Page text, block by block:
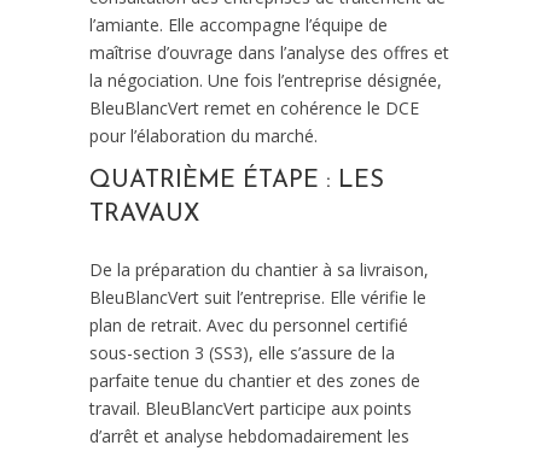
l’amiante. Elle accompagne l’équipe de
maîtrise d’ouvrage dans l’analyse des offres et
la négociation. Une fois l’entreprise désignée,
BleuBlancVert remet en cohérence le DCE
pour l’élaboration du marché.
QUATRIÈME ÉTAPE : LES
TRAVAUX
De la préparation du chantier à sa livraison,
BleuBlancVert suit l’entreprise. Elle vérifie le
plan de retrait. Avec du personnel certifié
sous-section 3 (SS3), elle s’assure de la
parfaite tenue du chantier et des zones de
travail. BleuBlancVert participe aux points
d’arrêt et analyse hebdomadairement les